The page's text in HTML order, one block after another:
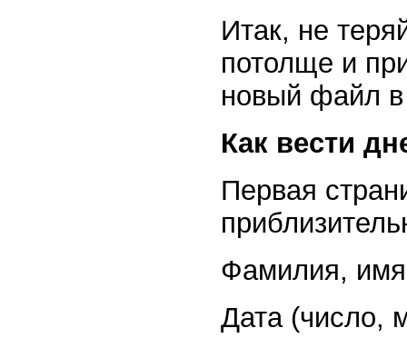
Итак, не
потолще и
новый файл в
Как вести
Первая
Фамилия,
Дата (число,